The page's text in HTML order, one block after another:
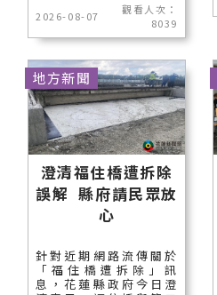
2026-08-07
觀看人次：
8039
澄清福住橋遭拆除
誤解 縣府請民眾放
心
針對近期網路流傳關於
「福住橋遭拆除」訊
息，花蓮縣政府今日澄
地方新聞